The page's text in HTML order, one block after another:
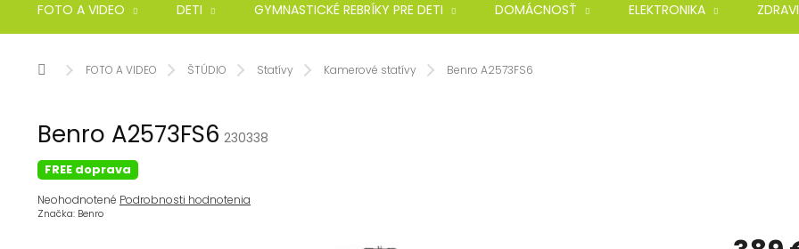
FOTO A VIDEO DETI GYMNASTICKÉ REBRÍKY PRE DETI DOMÁCNOSŤ ELEKTRONIKA
DomovFOTO A VIDEO ŠTÚDIO Statívy Kamerové statívy Benro A2573FS6
Benro A2573FS6 230338
FREE doprava
Priemerné
hodnotenie
Neohodnotené Podrobnosti hodnotenia
Značka: Benro